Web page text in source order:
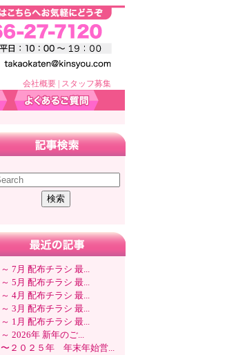
会社概要 スタッフ募集
～ 7月 配布チラシ 最...
～ 5月 配布チラシ 最...
～ 4月 配布チラシ 最...
～ 3月 配布チラシ 最...
～ 1月 配布チラシ 最...
～ 2026年 新年のご...
〜２０２５年 年末年始営...